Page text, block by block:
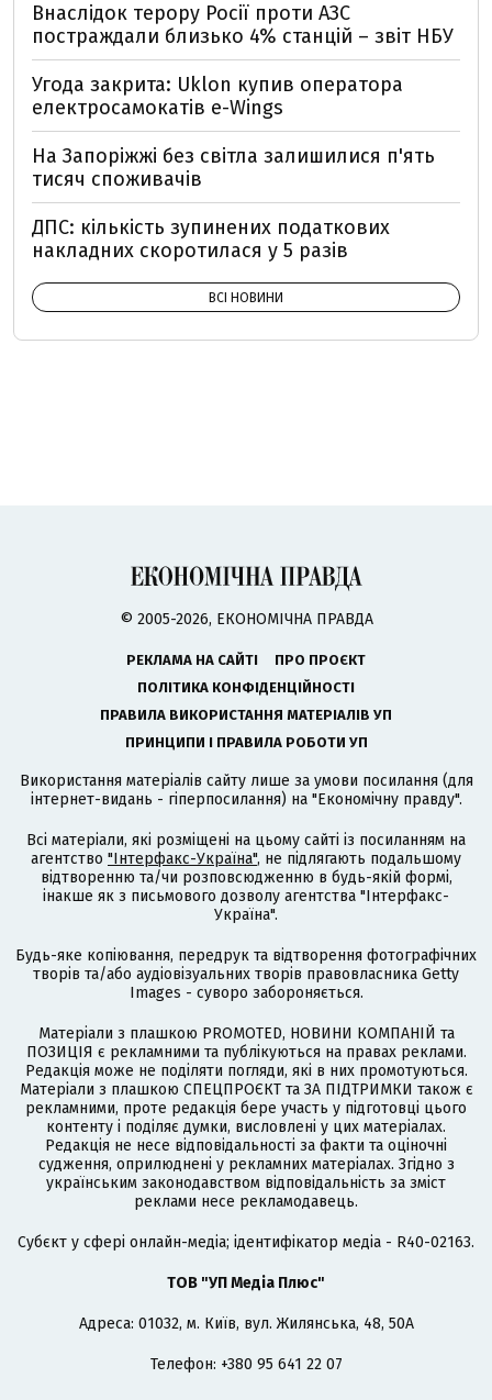
Внаслідок терору Росії проти АЗС
постраждали близько 4% станцій – звіт НБУ
Угода закрита: Uklon купив оператора
електросамокатів e-Wings
На Запоріжжі без світла залишилися п'ять
тисяч споживачів
ДПС: кількість зупинених податкових
накладних скоротилася у 5 разів
ВСІ НОВИНИ
© 2005-2026, ЕКОНОМІЧНА ПРАВДА
РЕКЛАМА НА САЙТІ
ПРО ПРОЄКТ
ПОЛІТИКА КОНФІДЕНЦІЙНОСТІ
ПРАВИЛА ВИКОРИСТАННЯ МАТЕРІАЛІВ УП
ПРИНЦИПИ І ПРАВИЛА РОБОТИ УП
Використання матеріалів сайту лише за умови посилання (для
інтернет-видань - гіперпосилання) на "Економічну правду".
Всі матеріали, які розміщені на цьому сайті із посиланням на
агентство "Інтерфакс-Україна", не підлягають подальшому
відтворенню та/чи розповсюдженню в будь-якій формі,
інакше як з письмового дозволу агентства "Інтерфакс-
Україна".
Будь-яке копіювання, передрук та відтворення фотографічних
творів та/або аудіовізуальних творів правовласника Getty
Images - суворо забороняється.
Матеріали з плашкою PROMOTED, НОВИНИ КОМПАНІЙ та
ПОЗИЦІЯ є рекламними та публікуються на правах реклами.
Редакція може не поділяти погляди, які в них промотуються.
Матеріали з плашкою СПЕЦПРОЄКТ та ЗА ПІДТРИМКИ також є
рекламними, проте редакція бере участь у підготовці цього
контенту і поділяє думки, висловлені у цих матеріалах.
Редакція не несе відповідальності за факти та оціночні
судження, оприлюднені у рекламних матеріалах. Згідно з
українським законодавством відповідальність за зміст
реклами несе рекламодавець.
Cубєкт у сфері онлайн-медіа; ідентифікатор медіа - R40-02163.
ТОВ "УП Медіа Плюс"
Адреса: 01032, м. Київ, вул. Жилянська, 48, 50А
Телефон: +380 95 641 22 07